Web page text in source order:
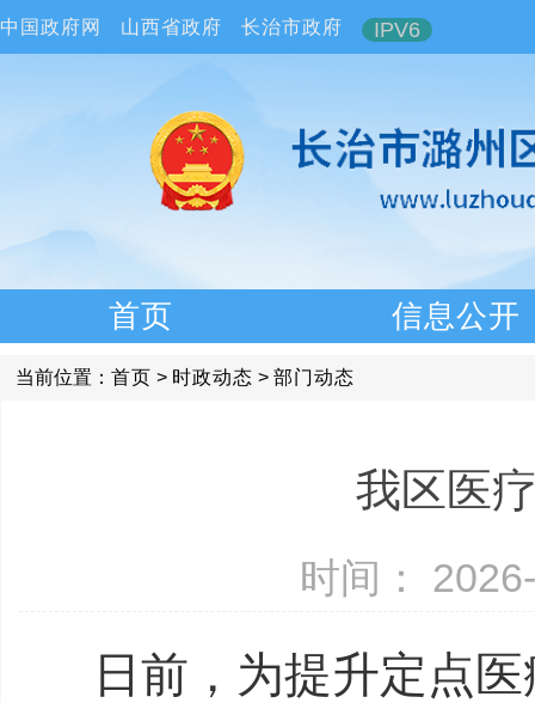
中国政府网 山西省政府 长治市政府 IPV6
首页 信息公开
当前位置： 首页 > 时政动态 > 部门动态
我区医
时间：
日前，为提升定点